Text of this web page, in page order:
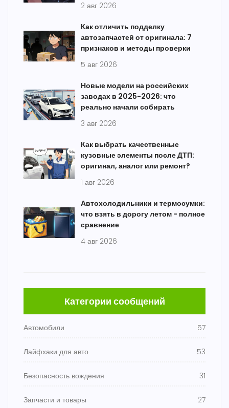
2 авг 2026
Как отличить подделку
автозапчастей от оригинала: 7
признаков и методы проверки
5 авг 2026
Новые модели на российских
заводах в 2025-2026: что
реально начали собирать
3 авг 2026
Как выбрать качественные
кузовные элементы после ДТП:
оригинал, аналог или ремонт?
1 авг 2026
Автохолодильники и термосумки:
что взять в дорогу летом - полное
сравнение
4 авг 2026
Категории сообщений
Автомобили 57
Лайфхаки для авто 53
Безопасность вождения 31
Запчасти и товары 27